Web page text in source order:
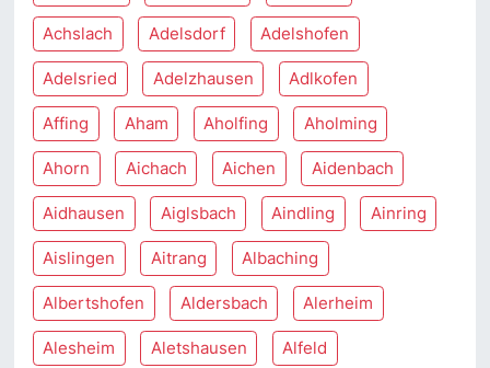
Achslach Adelsdorf Adelshofen
Adelsried Adelzhausen Adlkofen
Affing Aham Aholfing Aholming
Ahorn Aichach Aichen Aidenbach
Aidhausen Aiglsbach Aindling Ainring
Aislingen Aitrang Albaching
Albertshofen Aldersbach Alerheim
Alesheim Aletshausen Alfeld